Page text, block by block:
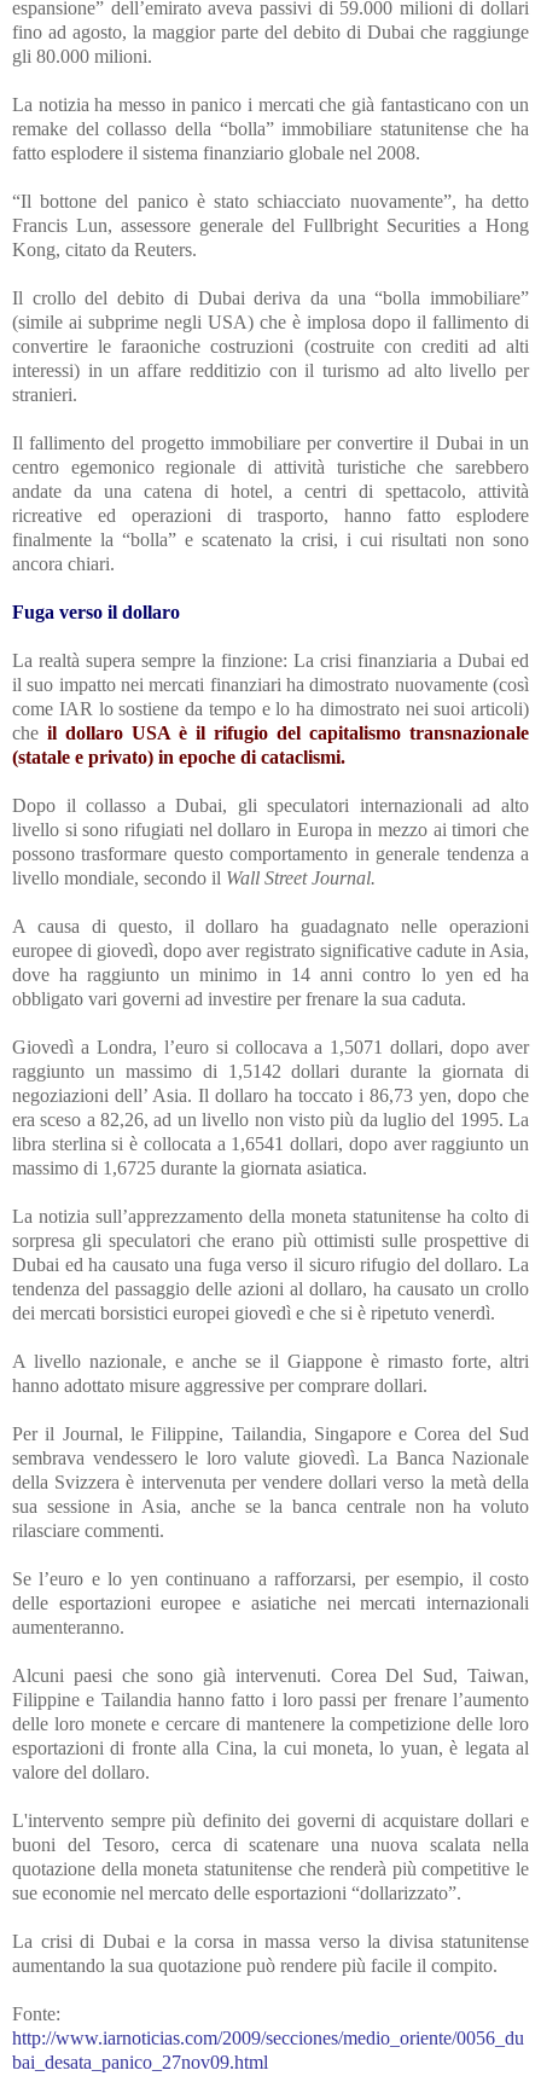
espansione” dell’emirato aveva passivi di 59.000 milioni di dollari
fino ad agosto, la maggior parte del debito di Dubai che raggiunge
gli 80.000 milioni.
La notizia ha messo in panico i mercati che già fantasticano con un
remake del collasso della “bolla” immobiliare statunitense che ha
fatto esplodere il sistema finanziario globale nel 2008.
“Il bottone del panico è stato schiacciato nuovamente”, ha detto
Francis Lun, assessore generale del Fullbright Securities a Hong
Kong, citato da Reuters.
Il crollo del debito di Dubai deriva da una “bolla immobiliare”
(simile ai subprime negli USA) che è implosa dopo il fallimento di
convertire le faraoniche costruzioni (costruite con crediti ad alti
interessi) in un affare redditizio con il turismo ad alto livello per
stranieri.
Il fallimento del progetto immobiliare per convertire il Dubai in un
centro egemonico regionale di attività turistiche che sarebbero
andate da una catena di hotel, a centri di spettacolo, attività
ricreative ed operazioni di trasporto, hanno fatto esplodere
finalmente la “bolla” e scatenato la crisi, i cui risultati non sono
ancora chiari.
Fuga verso il dollaro
La realtà supera sempre la finzione: La crisi finanziaria a Dubai ed
il suo impatto nei mercati finanziari ha dimostrato nuovamente (così
come IAR lo sostiene da tempo e lo ha dimostrato nei suoi articoli)
che il dollaro USA è il rifugio del capitalismo transnazionale
(statale e privato) in epoche di cataclismi.
Dopo il collasso a Dubai, gli speculatori internazionali ad alto
livello si sono rifugiati nel dollaro in Europa in mezzo ai timori che
possono trasformare questo comportamento in generale tendenza a
livello mondiale, secondo il Wall Street Journal.
A causa di questo, il dollaro ha guadagnato nelle operazioni
europee di giovedì, dopo aver registrato significative cadute in Asia,
dove ha raggiunto un minimo in 14 anni contro lo yen ed ha
obbligato vari governi ad investire per frenare la sua caduta.
Giovedì a Londra, l’euro si collocava a 1,5071 dollari, dopo aver
raggiunto un massimo di 1,5142 dollari durante la giornata di
negoziazioni dell’ Asia. Il dollaro ha toccato i 86,73 yen, dopo che
era sceso a 82,26, ad un livello non visto più da luglio del 1995. La
libra sterlina si è collocata a 1,6541 dollari, dopo aver raggiunto un
massimo di 1,6725 durante la giornata asiatica.
La notizia sull’apprezzamento della moneta statunitense ha colto di
sorpresa gli speculatori che erano più ottimisti sulle prospettive di
Dubai ed ha causato una fuga verso il sicuro rifugio del dollaro. La
tendenza del passaggio delle azioni al dollaro, ha causato un crollo
dei mercati borsistici europei giovedì e che si è ripetuto venerdì.
A livello nazionale, e anche se il Giappone è rimasto forte, altri
hanno adottato misure aggressive per comprare dollari.
Per il Journal, le Filippine, Tailandia, Singapore e Corea del Sud
sembrava vendessero le loro valute giovedì. La Banca Nazionale
della Svizzera è intervenuta per vendere dollari verso la metà della
sua sessione in Asia, anche se la banca centrale non ha voluto
rilasciare commenti.
Se l’euro e lo yen continuano a rafforzarsi, per esempio, il costo
delle esportazioni europee e asiatiche nei mercati internazionali
aumenteranno.
Alcuni paesi che sono già intervenuti. Corea Del Sud, Taiwan,
Filippine e Tailandia hanno fatto i loro passi per frenare l’aumento
delle loro monete e cercare di mantenere la competizione delle loro
esportazioni di fronte alla Cina, la cui moneta, lo yuan, è legata al
valore del dollaro.
L'intervento sempre più definito dei governi di acquistare dollari e
buoni del Tesoro, cerca di scatenare una nuova scalata nella
quotazione della moneta statunitense che renderà più competitive le
sue economie nel mercato delle esportazioni “dollarizzato”.
La crisi di Dubai e la corsa in massa verso la divisa statunitense
aumentando la sua quotazione può rendere più facile il compito.
Fonte:
http://www.iarnoticias.com/2009/secciones/medio_oriente/0056_du
bai_desata_panico_27nov09.html